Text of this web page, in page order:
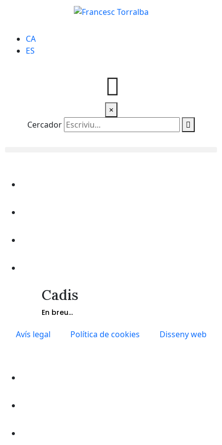
CA
ES
×
Cercador
Cadis
En breu...
Avís legal Política de cookies Disseny web